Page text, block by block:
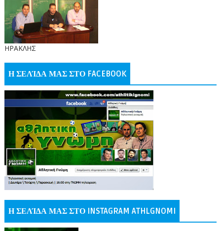
ΗΡΑΚΛΗΣ
Η ΣΕΛΊΔΑ ΜΑΣ ΣΤΟ FACEBOOK
Η ΣΕΛΊΔΑ ΜΑΣ ΣΤΟ INSTAGRAM ATHLGNOMI